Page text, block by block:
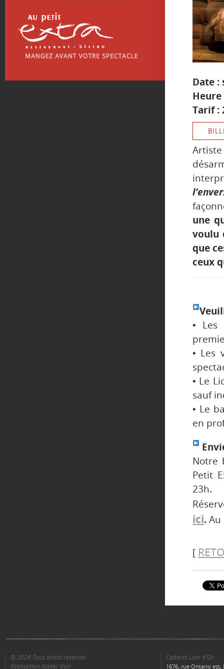
Date :
Heure
Tarif :
une
voulu
que
ceux
• Les
• Les
• Le
sauf
• Le
en
Notre
Petit
23h.
ici.Au
[
© 2026 Tous droits réservés
Réalisation Atelier Voir
Cabaret Lion d'Or :
1676, rue Ontario est,